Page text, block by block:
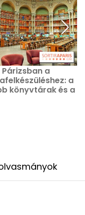
Párizsban a
a
könyvtárak és a